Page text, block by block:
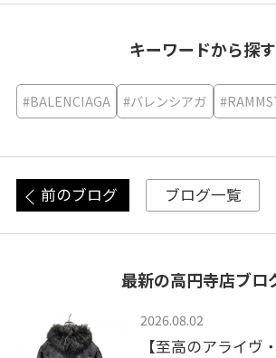
キーワードから探す
#BALENCIAGA #バレンシアガ
前のブログ ブログ一覧
最新の高円寺店ブロ
2026.08.02
【至高のアライヴ